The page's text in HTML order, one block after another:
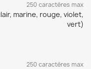
250 caractères max
marine, rouge, violet,
vert)
250 caractères max